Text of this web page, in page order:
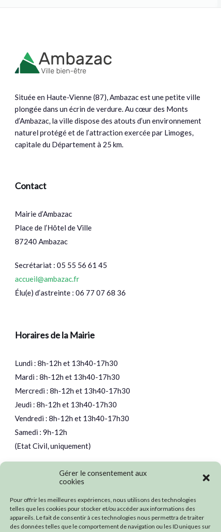
Gérer le consentement aux
cookies
Pour offrir les meilleures expériences, nous utilisons des technologies
telles que les cookies pour stocker et/ou accéder aux informations des
appareils. Le fait de consentir à ces technologies nous permettra de traiter
des données telles que le comportement de navigation ou les ID uniques sur
Située en Haute-Vienne (87), Ambazac est une petite ville
plongée dans un écrin de verdure. Au cœur des Monts
d’Ambazac, la ville dispose des atouts d’un environnement
naturel protégé et de l’attraction exercée par Limoges,
capitale du Département à 25 km.
Contact
Mairie d’Ambazac
Place de l’Hôtel de Ville
87240 Ambazac
Secrétariat : 05 55 56 61 45
accueil@ambazac.fr
Élu(e) d’astreinte : 06 77 07 68 36
Horaires de la Mairie
Lundi : 8h-12h et 13h40-17h30
Mardi : 8h-12h et 13h40-17h30
Mercredi : 8h-12h et 13h40-17h30
Jeudi : 8h-12h et 13h40-17h30
Vendredi : 8h-12h et 13h40-17h30
Samedi : 9h-12h
(Etat Civil, uniquement)